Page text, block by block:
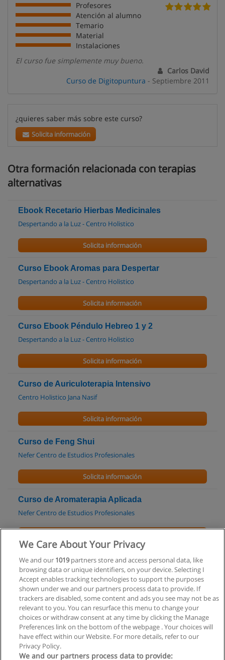
Profesores
Atención al alumno
Temario
Material
Instalaciones
El curso fue simplemente muy bueno.
Carlos David
Curso de Digitopuntura - Septiembre 2011
¿quieres saber más sobre este curso?
Solicita información
Otra formación relacionada con terapias
alternativas
Ebook Recetario Hierbas Medicinales
Despertando a la Luz - Centro Holistico
Solicita información
Curso Ebook Aromas para Despertar
Despertando a la Luz - Centro Holistico
Solicita información
Curso Ebook Péndulo Hebreo 1 y 2
Despertando a la Luz - Centro Holistico
Solicita información
Curso de Auriculoterapia Intensivo
Centro Holistico Jana Nasif
Solicita información
Curso de Feng Shui
Nefer Centro de Estudios Profesionales
Solicita información
Curso de Aromaterapia Aplicada
Nefer Centro de Estudios Profesionales
Curso de Terapia Floral de Bach
Nefer Centro de Estudios Profesionales
Solicita información
We Care About Your Privacy
We and our 1019partners store and access personal data, like
browsing data or unique identifiers, on your device. Selecting I
Accept enables tracking technologies to support the purposes
shown under we and our partners process data to provide. If
trackers are disabled, some content and ads you see may not be as
relevant to you. You can resurface this menu to change your
choices or withdraw consent at any time by clicking the Manage
Preferences link on the bottom of the webpage . Your choices will
have effect within our Website. For more details, refer to our
Privacy Policy.
We and our partners process data to provide: